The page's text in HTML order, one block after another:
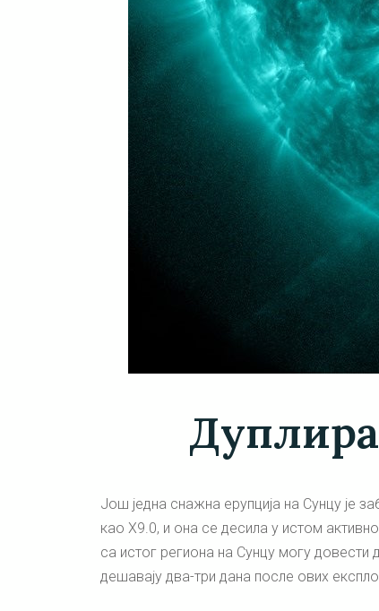
Још једна снажна ерупција на Сунцу је
као X9.0, и она се десила у истом
са истог региона на Сунцу могу
дешавају два-три дана после ових